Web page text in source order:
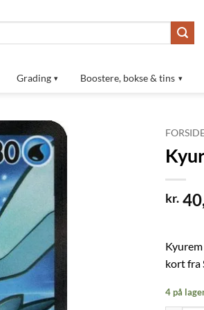
Grading Boostere, bokse & tins
Tilføj til
ønskeliste
kr.
kort fra
4 på